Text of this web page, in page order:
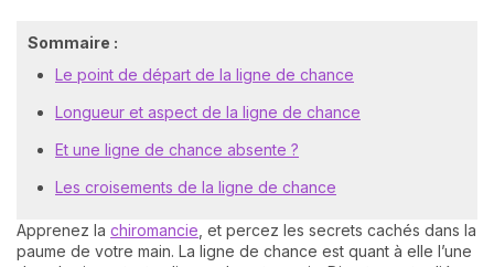
Sommaire :
Le point de départ de la ligne de chance
Longueur et aspect de la ligne de chance
Et une ligne de chance absente ?
Les croisements de la ligne de chance
Apprenez la chiromancie , et percez les secrets cachés dans la
paume de votre main. La ligne de chance est quant à elle l’une